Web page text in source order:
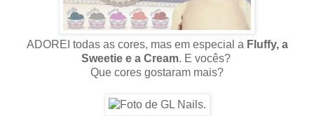
ADOREI todas as cores, mas em especial a Fluffy, a
Sweetie e a Cream. E vocês?
Que cores gostaram mais?